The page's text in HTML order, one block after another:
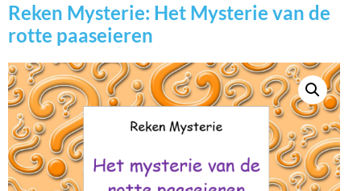
Reken Mysterie: Het Mysterie van de
rotte paaseieren